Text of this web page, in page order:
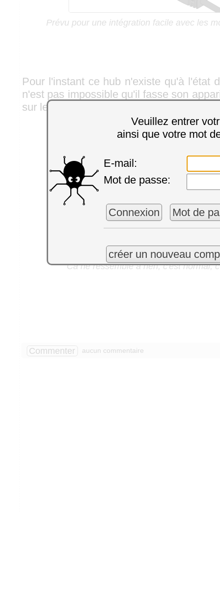
Veuillez entrer
ainsi que votre mot
E-mail:
Mot de passe:
Connexion Mot de
créer un nouveau
Prévu pour une intégration facile avec les
Pour l'instant ce hub n'existe qu'à l'état
n'est pas impossible qu'il fasse son
sur le shop :-)
Ca ne ressemble à rien, c'est normal,
Commenter aucun commentaire